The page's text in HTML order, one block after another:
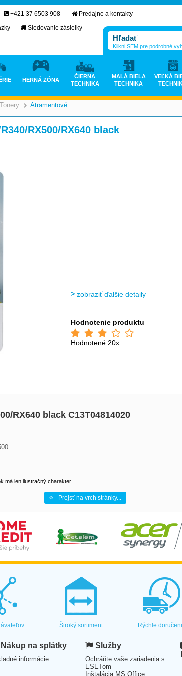
>
Atramentové
RX500/RX640 black
zobraziť ďalšie detaily
Hodnotenie produktu
Hodnotené 20x
RX640 black C13T04814020
má len ilustračný charakter.
Prejsť na vrch stránky...
+421 37 6503 908
Predajne a kontakty
Sledovanie zásielky
Klikni SEM pre podrobné
HERNÁ ZÓNA
ČIERNA
TECHNIKA
MALÁ BIELA
TECHNIKA
VEĽKÁ
Široký sortiment Rýchle
na splátky
informácie
Služby
Ochráňte vaše zariadenia s
ESETom
Inštalácia MS Office